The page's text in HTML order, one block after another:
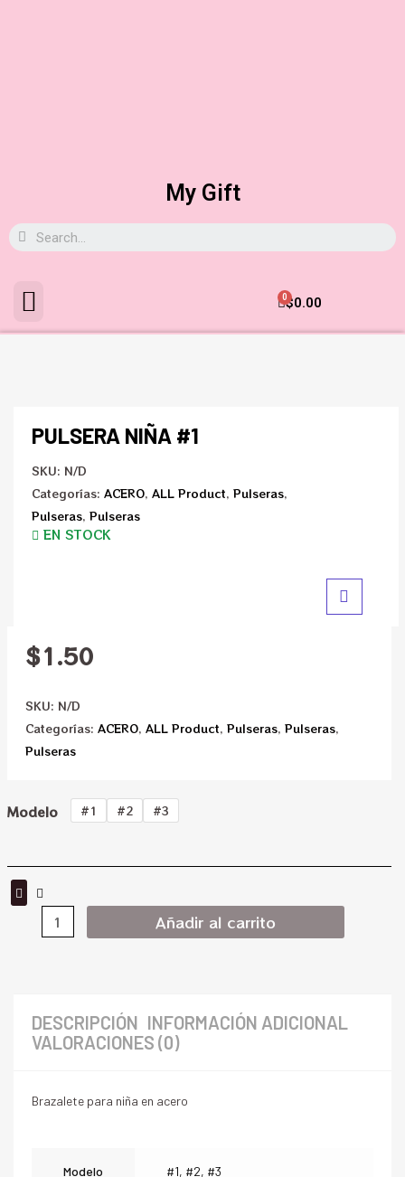
My Gift
$0.00
0
PULSERA NIÑA #1
SKU: N/D
Categorías: ACERO, ALL Product, Pulseras,
Pulseras, Pulseras
EN STOCK
$1.50
SKU: N/D
Categorías: ACERO, ALL Product, Pulseras, Pulseras,
Pulseras
Modelo #1 #2 #3
Añadir al carrito
DESCRIPCIÓN INFORMACIÓN ADICIONAL
VALORACIONES (0)
Brazalete para niña en acero
Modelo #1, #2, #3